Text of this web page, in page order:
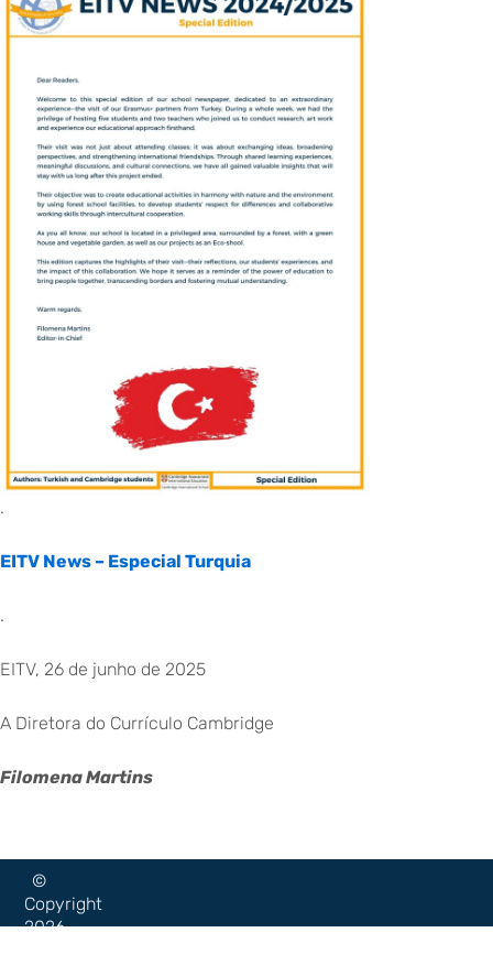
.
EITV News – Especial Turquia
.
EITV, 26 de junho de 2025
A Diretora do Currículo Cambridge
Filomena Martins
©
Copyright
2026